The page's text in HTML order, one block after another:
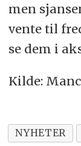
men
vente til
se dem i
Kilde:
NYHETER